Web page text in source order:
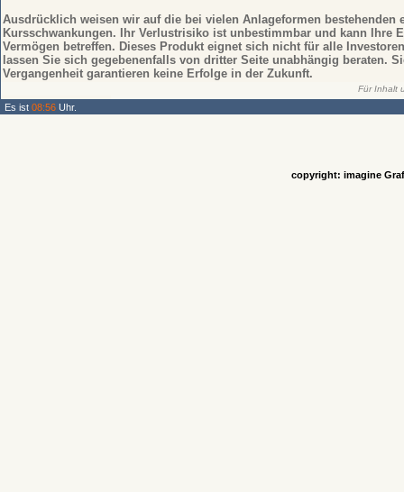
Ausdrücklich weisen wir auf die bei vielen Anlageformen
Kursschwankungen. Ihr Verlustrisiko ist unbestimmbar und kann Ihre
Vermögen betreffen. Dieses Produkt eignet sich nicht für alle
lassen Sie sich gegebenenfalls von dritter Seite unabhängig beraten.
Vergangenheit garantieren keine Erfolge in der Zukunft.
Für Inhalt
Es ist 08:56 Uhr.
copyright: imagine